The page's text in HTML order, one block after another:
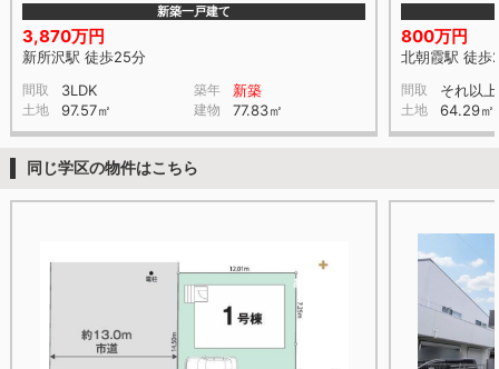
新築一戸建て
3,870万円
新所沢駅 徒歩25分
間取 3LDK 築年 新築
土地 97.57㎡ 建物 77.83㎡
800万円
北朝霞駅 徒歩
間取 それ以上
土地 64.29㎡
同じ学区の物件はこちら